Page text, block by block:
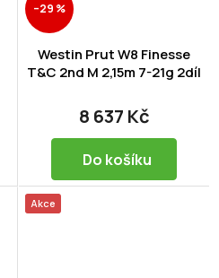
–29 %
Westin Prut W8 Finesse
T&C 2nd M 2,15m 7-21g 2díl
8 637 Kč
Do košíku
Akce